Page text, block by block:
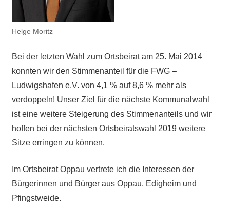
Helge Moritz
Bei der letzten Wahl zum Ortsbeirat am 25. Mai 2014
konnten wir den Stimmenanteil für die FWG –
Ludwigshafen e.V. von 4,1 % auf 8,6 % mehr als
verdoppeln! Unser Ziel für die nächste Kommunalwahl
ist eine weitere Steigerung des Stimmenanteils und wir
hoffen bei der nächsten Ortsbeiratswahl 2019 weitere
Sitze erringen zu können.
Im Ortsbeirat Oppau vertrete ich die Interessen der
Bürgerinnen und Bürger aus Oppau, Edigheim und
Pfingstweide.